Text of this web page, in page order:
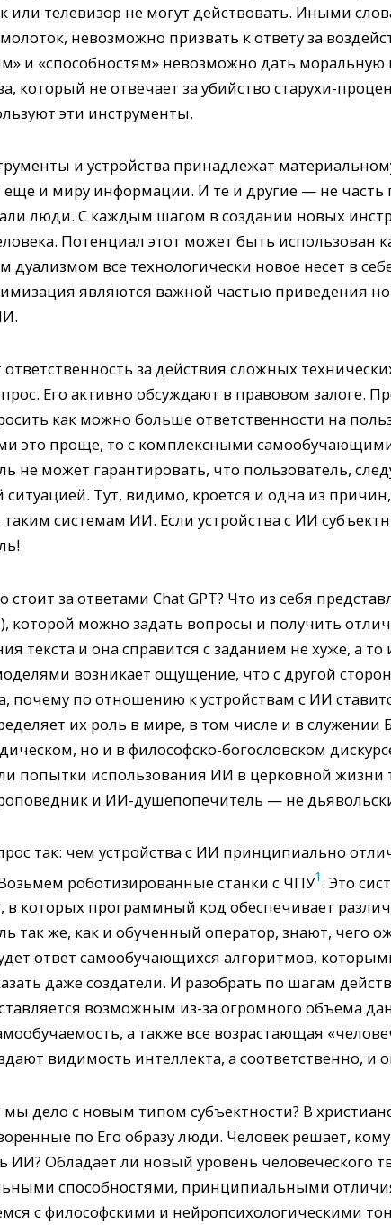
или телевизор не могут действовать. Иными
невозможно призвать к ответу за
и «способностям» невозможно дать моральную
который не отвечает за убийство старухи-
эти инструменты.
и устройства принадлежат
и миру информации. И те и другие — не часть
люди. С каждым шагом в создании новых
Потенциал этот может быть использован
дуализмом все технологически новое несет в
являются важной частью приведения
за действия сложных
Его активно обсуждают в правовом залоге.
как можно больше ответственности на
это проще, то с комплексными
не может гарантировать, что пользователь,
Тут, видимо, кроется и одна из
таким системам ИИ. Если устройства с ИИ
стоит за ответами Chat GPT? Что из себя
которой можно задать вопросы и получить
текста и она справится с заданием не хуже, а
возникает ощущение, что с другой
почему по отношению к устройствам с ИИ
их роль в мире, в том числе и в служении
но и в философско-богословском
попытки использования ИИ в церковной
и ИИ-душепопечитель — не
так: чем устройства с ИИ принципиально
роботизированные станки с ЧПУ1 . Это
в которых программный код обеспечивает
так же, как и обученный оператор, знают, чего
ответ самообучающихся алгоритмов,
даже создатели. И разобрать по шагам
возможным из-за огромного объема
а также все возрастающая
видимость интеллекта, а соответственно, и
дело с новым типом субъектности? В
по Его образу люди. Человек решает,
ИИ? Обладает ли новый уровень человеческого
способностями, принципиальными
с философскими и нейропсихологическими